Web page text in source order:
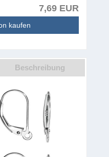
7,69 EUR
kaufen
Beschreibung